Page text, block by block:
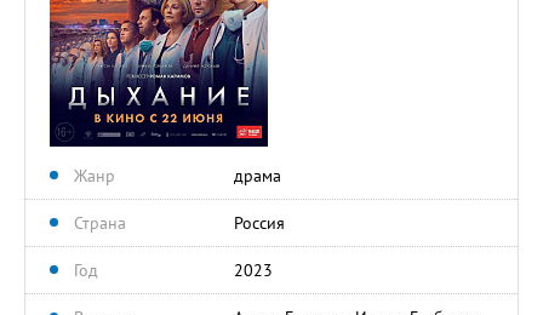
Жанр драма
Страна Россия
Год 2023